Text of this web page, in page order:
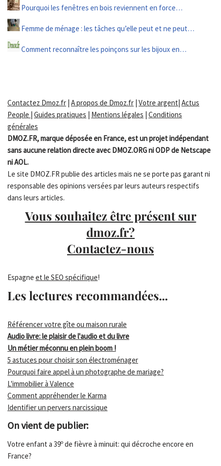
Pourquoi les fenêtres en bois reviennent en force…
Femme de ménage : les tâches qu’elle peut et ne peut…
Comment reconnaître les poinçons sur les bijoux en…
Contactez Dmoz.fr | A propos de Dmoz.fr | Votre argent| Actus
People | Guides pratiques | Mentions légales | Conditions
générales
DMOZ.FR, marque déposée en France, est un projet indépendant
sans aucune relation directe avec DMOZ.ORG ni ODP de Netscape
ni AOL.
Le site DMOZ.FR publie des articles mais ne se porte pas garant ni
responsable des opinions versées par leurs auteurs respectifs
dans leurs articles.
Vous souhaitez être présent sur
dmoz.fr?
Contactez-nous
Espagne et le SEO spécifique!
Les lectures recommandées...
Référencer votre gîte ou maison rurale
Audio livre: le plaisir de l'audio et du livre
Un métier méconnu en plein boom !
5 astuces pour choisir son électroménager
Pourquoi faire appel à un photographe de mariage?
L'immobilier à Valence
Comment appréhender le Karma
Identifier un pervers narcissique
On vient de publier:
Votre enfant a 39º de fièvre à minuit: qui décroche encore en
France?